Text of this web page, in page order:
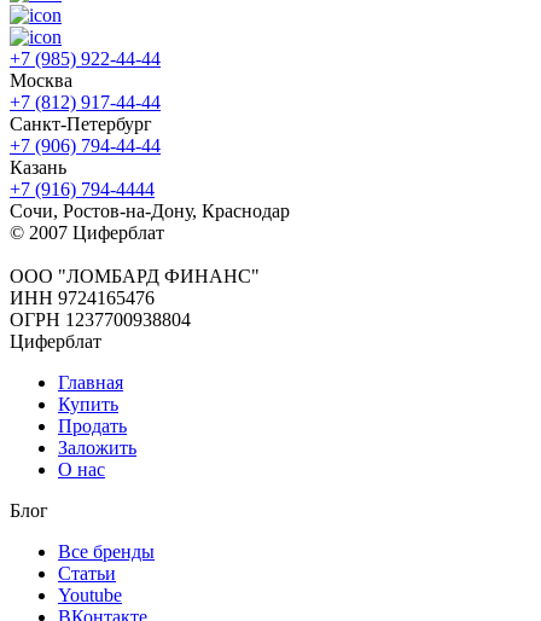
+7 (985) 922-44-44
Москва
+7 (812) 917-44-44
Санкт-Петербург
+7 (906) 794-44-44
Казань
+7 (916) 794-4444
Сочи, Ростов-на-Дону, Краснодар
© 2007 Циферблат
ООО "ЛОМБАРД ФИНАНС"
ИНН 9724165476
ОГРН 1237700938804
Циферблат
Главная
Купить
Продать
Заложить
О нас
Блог
Все бренды
Статьи
Youtube
ВКонтакте